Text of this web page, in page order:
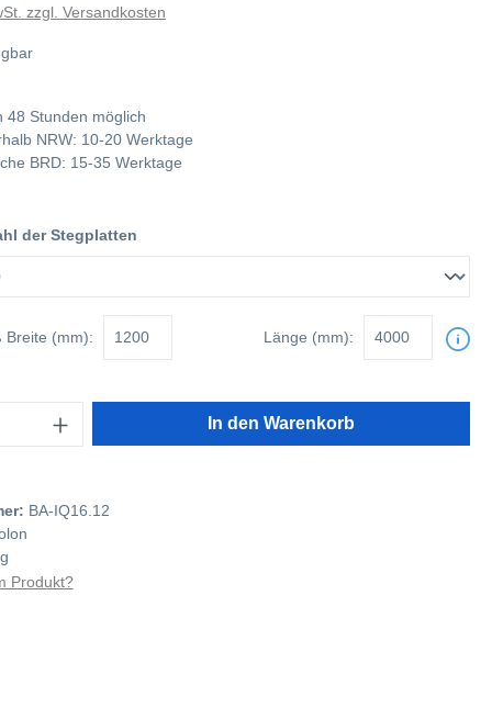
zzgl. Versandkosten
48 Stunden möglich
NRW: 10-20 Werktage
BRD: 15-35 Werktage
der Stegplatten
Breite (mm): Länge (mm):
In den Warenkorb
BA-IQ16.12
Produkt?